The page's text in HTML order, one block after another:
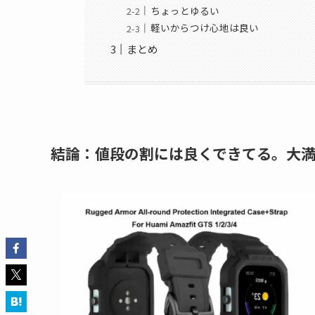
ちょっとゆるい
軽いからつけ心地は良い
まとめ
結論：値段の割には良くできてる。大